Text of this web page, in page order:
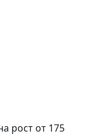
рост от 175